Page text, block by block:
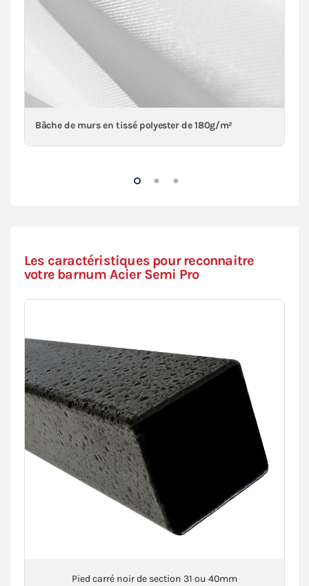
Bâche de murs en tissé polyester de 180g/m²
Les caractéristiques pour reconnaitre
votre barnum Acier Semi Pro
Pied carré noir de section 31 ou 40mm